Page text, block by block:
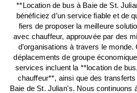
**Location de bus à Baie de St.
bénéficiez d’un service fiable et de
fiers de proposer la meilleure
avec chauffeur, approuvée par des
d’organisations à travers le
déplacements de groupe
services incluent la **location de
chauffeur**, ainsi que des
Baie de St. Julian's. Nous continuons